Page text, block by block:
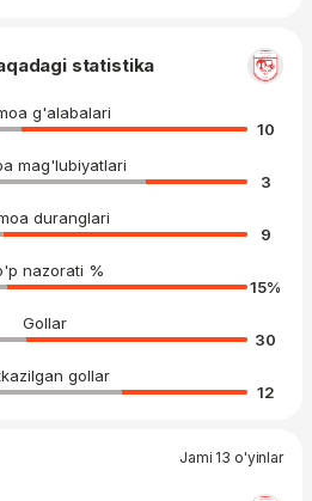
statistika
g'alabalari
10
mag'lubiyatlari
3
duranglari
9
nazorati %
15%
Gollar
30
gollar
12
Jami 13 o'yinlar